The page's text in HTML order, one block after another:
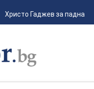
Христо Гаджев за